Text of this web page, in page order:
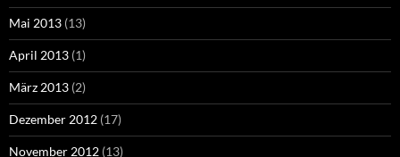
Mai 2013 (13)
April 2013 (1)
März 2013 (2)
Dezember 2012 (17)
November 2012 (13)